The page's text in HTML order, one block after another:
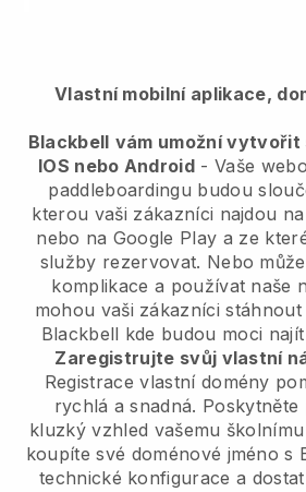
Vlastní mobilní aplikace,
Blackbell vám umožní
IOS nebo Android -Vaše
paddleboardingu budou
kterou vaši zákazníci najdou
nebo na Google Play a ze
služby rezervovat. Nebo
komplikace a používat naše
mohou vaši zákazníci
Blackbell kde budou moci
Zaregistrujte svůj vlastní
Registrace vlastní domény
rychlá a snadná. Poskytněte
kluzký vzhled vašemu
koupíte své doménové jméno s
technické konfigurace a